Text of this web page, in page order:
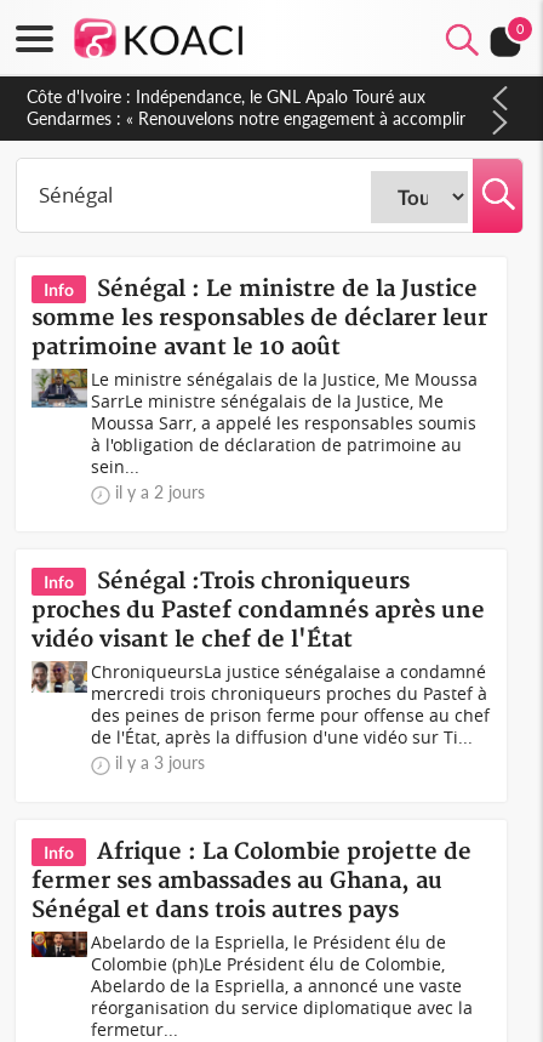
0
Côte d'Ivoire : Indépendance, le GNL Apalo Touré aux
Gendarmes : « Renouvelons notre engagement à accomplir
notre mission avec honneur, discipline, loyauté et
dévouement »
Info
Sénégal : Le ministre de la Justice
somme les responsables de déclarer leur
patrimoine avant le 10 août
Le ministre sénégalais de la Justice, Me Moussa
SarrLe ministre sénégalais de la Justice, Me
Moussa Sarr, a appelé les responsables soumis
à l'obligation de déclaration de patrimoine au
sein...
il y a 2 jours
Info
Sénégal :Trois chroniqueurs
proches du Pastef condamnés après une
vidéo visant le chef de l'État
ChroniqueursLa justice sénégalaise a condamné
mercredi trois chroniqueurs proches du Pastef à
des peines de prison ferme pour offense au chef
de l'État, après la diffusion d'une vidéo sur Ti...
il y a 3 jours
Info
Afrique : La Colombie projette de
fermer ses ambassades au Ghana, au
Sénégal et dans trois autres pays
Abelardo de la Espriella, le Président élu de
Colombie (ph)Le Président élu de Colombie,
Abelardo de la Espriella, a annoncé une vaste
réorganisation du service diplomatique avec la
fermetur...